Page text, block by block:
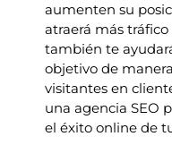
aumenten su
atraerá más
también te
objetivo de
visitantes en
una agencia SEO
el éxito online de